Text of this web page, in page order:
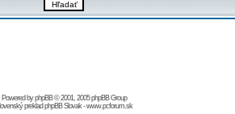
Powered byphpBB© 2001, 2005 phpBB Group
prekladphpBB Slovak-www.pcforum.sk